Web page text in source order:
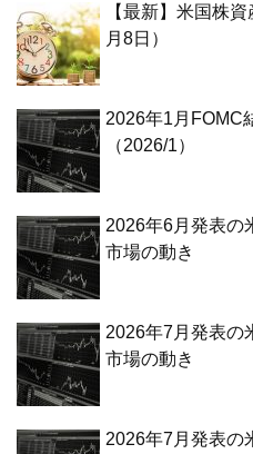
【最新】米国株
月8日）
2026年1月FOMC
（2026/1）
2026年6月発表の
市場の動き
2026年7月発表の
市場の動き
2026年7月発表の